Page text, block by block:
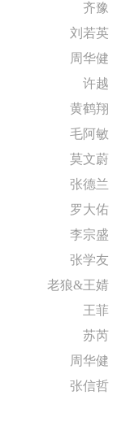
齐豫
刘若英
周华健
许越
黄鹤翔
毛阿敏
莫文蔚
张德兰
罗大佑
李宗盛
张学友
老狼&王婧
王菲
苏芮
周华健
张信哲